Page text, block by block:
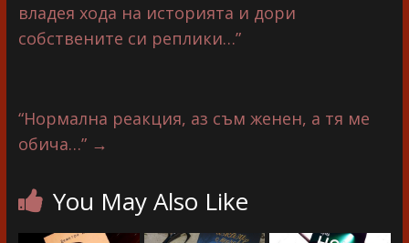
владея хода на историята и дори
собствените си реплики…”
“Нормална реакция, аз съм женен, а тя ме
обича…” →
You May Also Like